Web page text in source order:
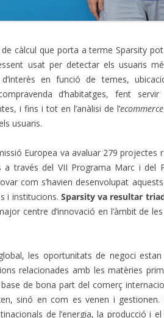
de càlcul que porta a terme Sparsity
usat per detectar els usuaris
en funció de temes,
d’habitatges, fent
i fins i tot en l’anàlisi de l’ecommerce
usuaris.
Europea va avaluar 279 projectes
a través del VII Programa Marc i del
com s’havien desenvolupat
i institucions. Sparsity va resultar
centre d’innovació en l’àmbit de
les oportunitats de negoci
relacionades amb les matèries
de bona part del comerç
sinó en com es venen i
de l’energia, la producció i